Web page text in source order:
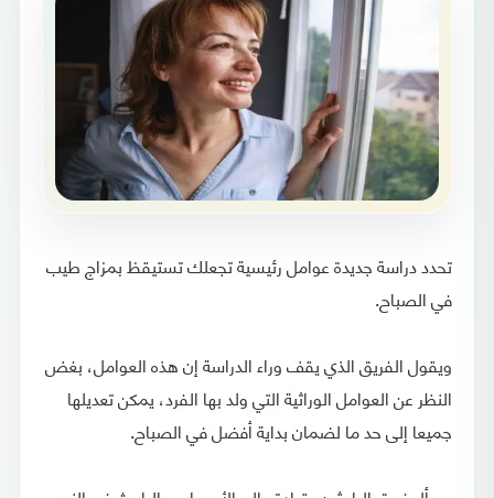
تحدد دراسة جديدة عوامل رئيسية تجعلك تستيقظ بمزاج طيب
في الصباح.
ويقول الفريق الذي يقف وراء الدراسة إن هذه العوامل، بغض
النظر عن العوامل الوراثية التي ولد بها الفرد، يمكن تعديلها
جميعا إلى حد ما لضمان بداية أفضل في الصباح.